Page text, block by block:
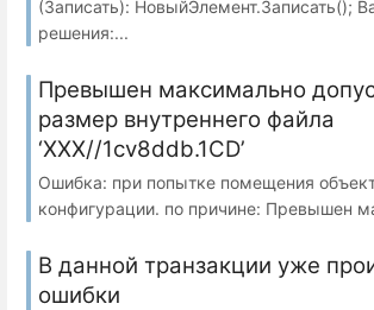
(Записать): НовыйЭлемент.Записать();
решения:...
Превышен максимально
размер внутреннего файла
‘XXX//1cv8ddb.1CD’
Ошибка: при попытке помещения
конфигурации. по причине: Превышен
В данной транзакции уже
ошибки